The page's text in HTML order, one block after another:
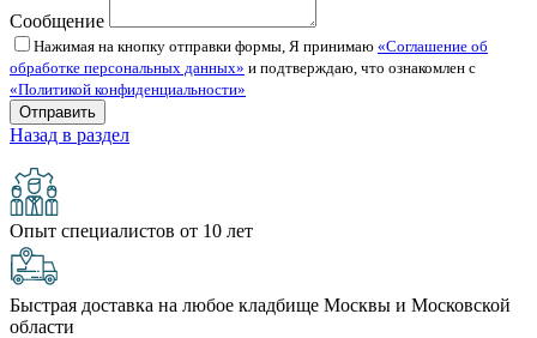
Сообщение
Нажимая на кнопку отправки формы, Я принимаю «Соглашение об
обработке персональных данных» и подтверждаю, что ознакомлен с
«Политикой конфиденциальности»
Назад в раздел
Опыт специалистов от 10 лет
Быстрая доставка на любое кладбище Москвы и Московской
области